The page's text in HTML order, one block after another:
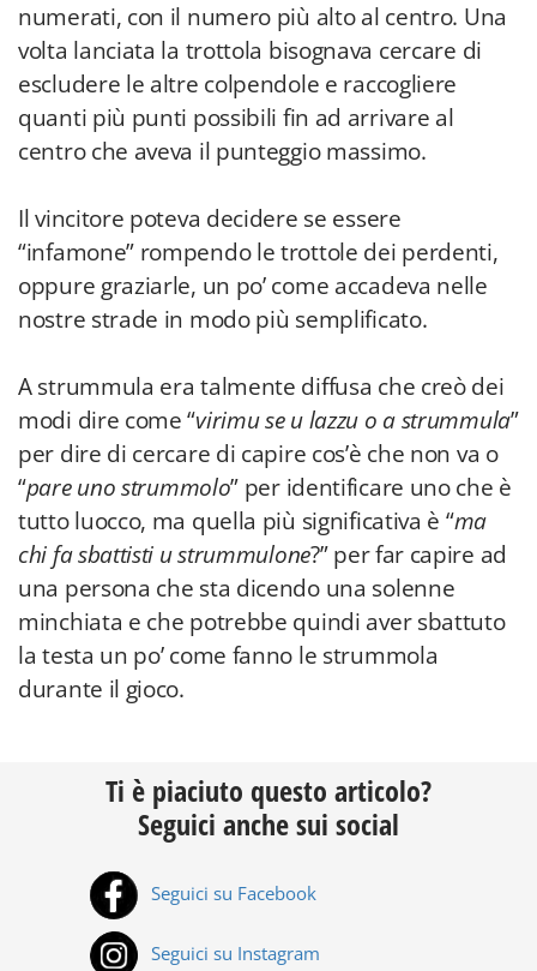
numerati, con il numero più alto al centro. Una
volta lanciata la trottola bisognava cercare di
escludere le altre colpendole e raccogliere
quanti più punti possibili fin ad arrivare al
centro che aveva il punteggio massimo.
Il vincitore poteva decidere se essere
“infamone” rompendo le trottole dei perdenti,
oppure graziarle, un po’ come accadeva nelle
nostre strade in modo più semplificato.
A strummula era talmente diffusa che creò dei
modi dire come “virimu se u lazzu o a strummula”
per dire di cercare di capire cos’è che non va o
“pare uno strummolo” per identificare uno che è
tutto luocco, ma quella più significativa è “ma
chi fa sbattisti u strummulone?” per far capire ad
una persona che sta dicendo una solenne
minchiata e che potrebbe quindi aver sbattuto
la testa un po’ come fanno le strummola
durante il gioco.
Ti è piaciuto questo articolo?
Seguici anche sui social
Seguici su Facebook
Seguici su Instagram